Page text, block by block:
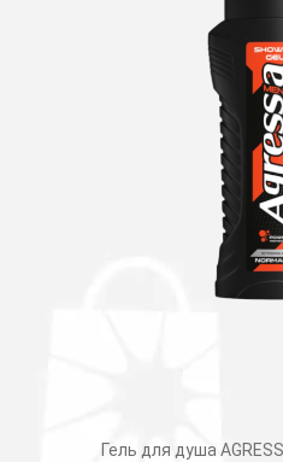
Гель для душа